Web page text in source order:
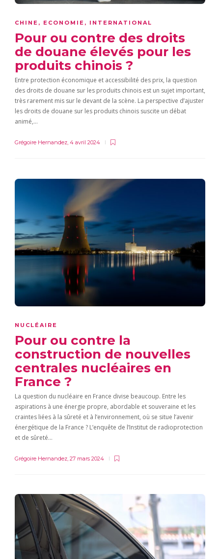
CHINE , ECONOMIE , INTERNATIONAL
Pour ou contre des droits
de douane élevés pour les
produits chinois ?
Entre protection économique et accessibilité des prix, la question
des droits de douane sur les produits chinois est un sujet important,
très rarement mis sur le devant de la scène. La perspective d’ajuster
les droits de douane sur les produits chinois suscite un débat
animé,…
Grégoire Hernandez, 4 avril 2024
NUCLÉAIRE
Pour ou contre la
construction de nouvelles
centrales nucléaires en
France ?
La question du nucléaire en France divise beaucoup. Entre les
aspirations à une énergie propre, abordable et souveraine et les
craintes liées à la sûreté et à l’environnement, où se situe l’avenir
énergétique de la France ? L’enquête de l’Institut de radioprotection
et de sûreté…
Grégoire Hernandez 27 mars 2024